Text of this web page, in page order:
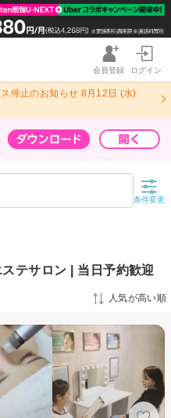
会員登録 ログイン
停止のお知らせ 8月12日 (水)
条件変更
テサロン | 当日予約歓迎
人気が高い順